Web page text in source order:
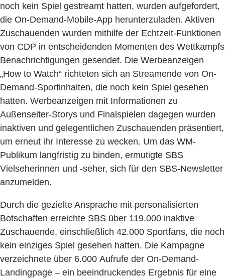
noch kein Spiel gestreamt hatten, wurden aufgefordert,
die On-Demand-Mobile-App herunterzuladen. Aktiven
Zuschauenden wurden mithilfe der Echtzeit-Funktionen
von CDP in entscheidenden Momenten des Wettkampfs
Benachrichtigungen gesendet. Die Werbeanzeigen
„How to Watch“ richteten sich an Streamende von On-
Demand-Sportinhalten, die noch kein Spiel gesehen
hatten. Werbeanzeigen mit Informationen zu
Außenseiter-Storys und Finalspielen dagegen wurden
inaktiven und gelegentlichen Zuschauenden präsentiert,
um erneut ihr Interesse zu wecken. Um das WM-
Publikum langfristig zu binden, ermutigte SBS
Vielseherinnen und -seher, sich für den SBS-Newsletter
anzumelden.
Durch die gezielte Ansprache mit personalisierten
Botschaften erreichte SBS über 119.000 inaktive
Zuschauende, einschließlich 42.000 Sportfans, die noch
kein einziges Spiel gesehen hatten. Die Kampagne
verzeichnete über 6.000 Aufrufe der On-Demand-
Landingpage – ein beeindruckendes Ergebnis für eine